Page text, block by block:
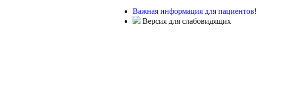
Важная информация для пациентов!
Версия для слабовидящих